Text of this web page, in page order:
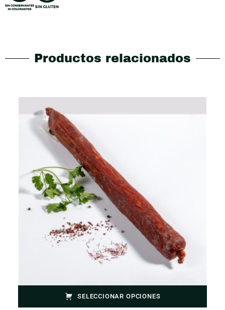
Productos relacionados
SELECCIONAR OPCIONES